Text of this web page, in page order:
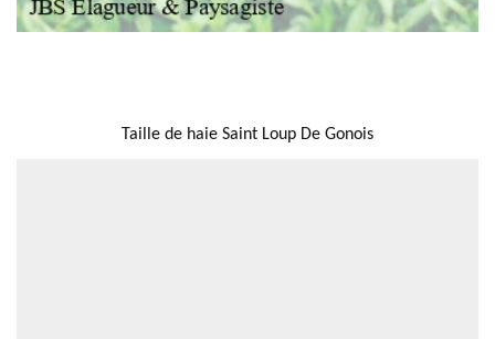
Taille de haie Saint Loup De Gonois